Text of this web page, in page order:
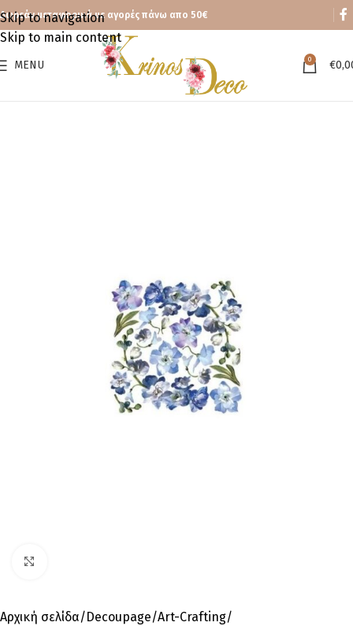
Skip to navigation
Skip to main content
Δωρεάν μεταφορικά με αγορές πάνω απο 50€
MENU 0 €
Αρχική σελίδα Decoupage Art-Crafting